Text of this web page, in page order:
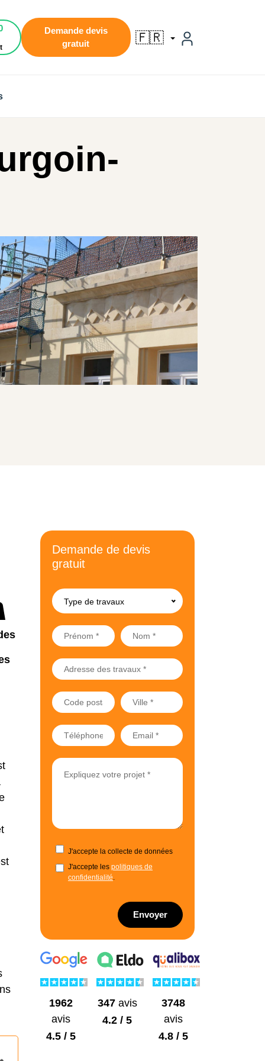
Demande devis
gratuit
🇫🇷
Demande de devis
gratuit
Type de travaux
J'accepte la collecte de données
J'accepte les politiques de
confidentialité.
Envoyer
1962
avis
4.5 / 5
347avis
4.2 / 5
3748
avis
4.8 / 5